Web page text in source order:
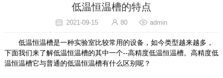
低温恒温槽的特点
2021-09-15 80 admin
低温恒温槽是一种实验室比较常用的设备，如今类型越来越多，
下面我们来了解低温恒温槽的其中一个--高精度低温恒温槽。高精度低
温恒温槽它与普通的低温恒温槽有什么区别呢？